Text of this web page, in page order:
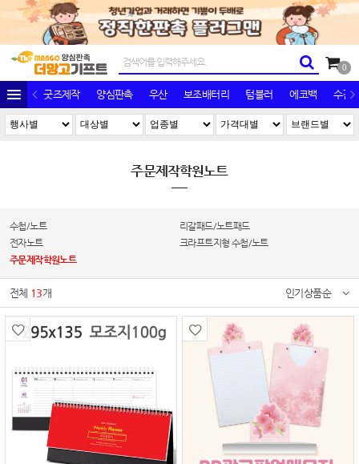
0
굿즈제작 양심판촉 우산 보조배터리 텀블러 에코백 수건/
주문제작학원노트
수첩/노트
리갈패드/노트패드
전자노트
크라프트지형 수첩/노트
주문제작학원노트
전체 13개 인기상품순